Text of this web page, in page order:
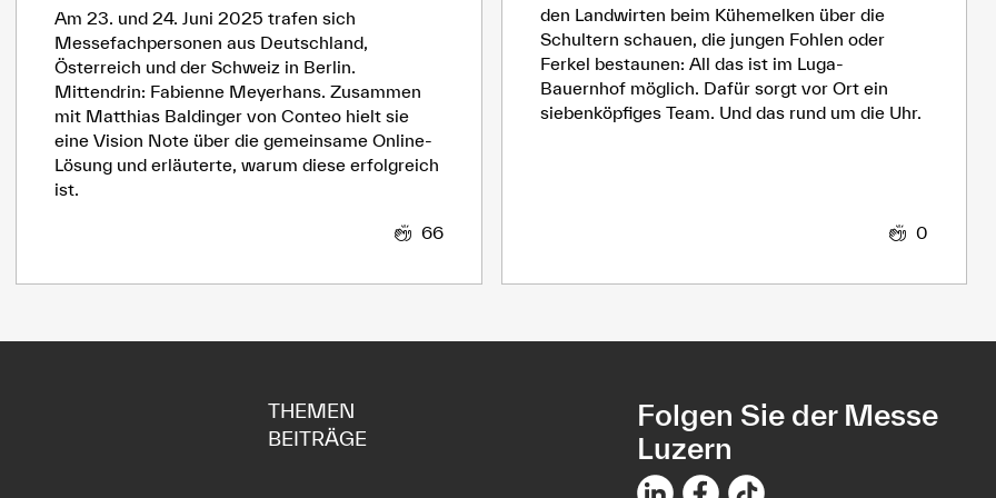
Am 23. und 24. Juni 2025 trafen sich
Messefachpersonen aus Deutschland,
Österreich und der Schweiz in Berlin.
Mittendrin: Fabienne Meyerhans. Zusammen
mit Matthias Baldinger von Conteo hielt sie
eine Vision Note über die gemeinsame Online-
Lösung und erläuterte, warum diese erfolgreich
ist.
66
den Landwirten beim Kühemelken über die
Schultern schauen, die jungen Fohlen oder
Ferkel bestaunen: All das ist im Luga-
Bauernhof möglich. Dafür sorgt vor Ort ein
siebenköpfiges Team. Und das rund um die Uhr.
0
THEMEN
BEITRÄGE
Folgen Sie der Messe
Luzern